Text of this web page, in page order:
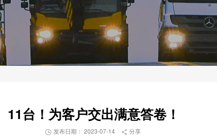
11台！为客户交出满意答卷！
 发布日期： 2023-07-14  分享